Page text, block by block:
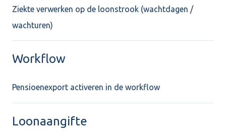
Ziekte verwerken op de loonstrook (wachtdagen /
wachturen)
Workflow
Pensioenexport activeren in de workflow
Loonaangifte